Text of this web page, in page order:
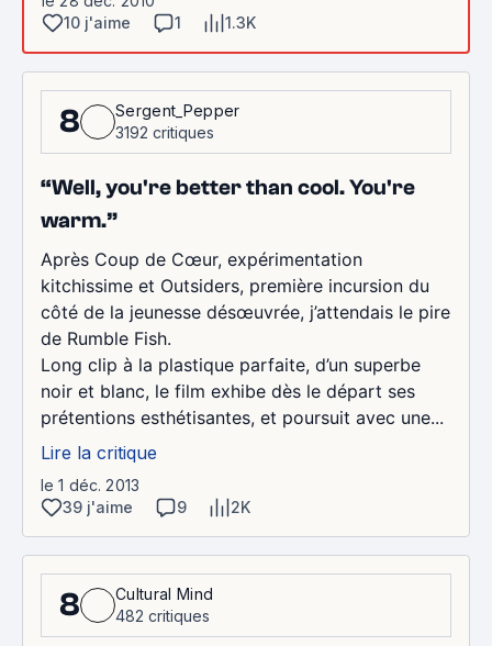
10 j'aime
1 1.3K
8
Sergent_Pepper
3192 critiques
“Well, you're better than cool. You're
warm.”
Après Coup de Cœur, expérimentation
kitchissime et Outsiders, première incursion du
côté de la jeunesse désœuvrée, j’attendais le pire
de Rumble Fish.
Long clip à la plastique parfaite, d’un superbe
noir et blanc, le film exhibe dès le départ ses
prétentions esthétisantes, et poursuit avec une...
Lire la critique
le 1 déc. 2013
39 j'aime
9 2K
8
Cultural Mind
482 critiques